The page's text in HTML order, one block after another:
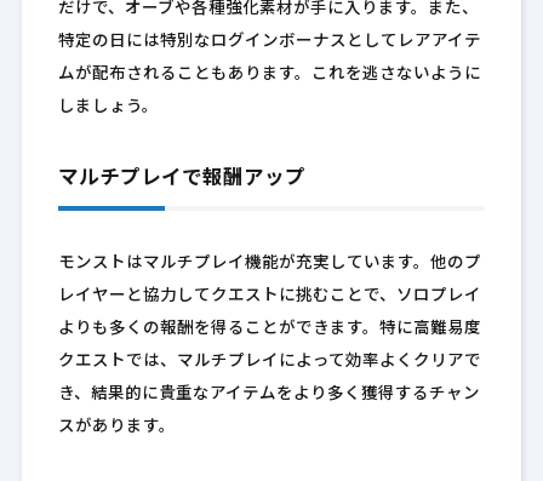
だけで、オーブや各種強化素材が手に入ります。また、
特定の日には特別なログインボーナスとしてレアアイテ
ムが配布されることもあります。これを逃さないように
しましょう。
マルチプレイで報酬アップ
モンストはマルチプレイ機能が充実しています。他のプ
レイヤーと協力してクエストに挑むことで、ソロプレイ
よりも多くの報酬を得ることができます。特に高難易度
クエストでは、マルチプレイによって効率よくクリアで
き、結果的に貴重なアイテムをより多く獲得するチャン
スがあります。